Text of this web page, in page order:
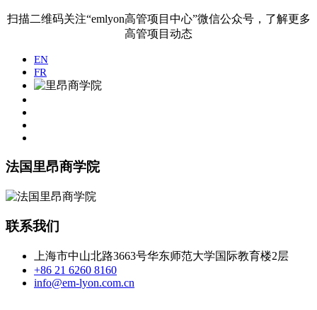
扫描二维码关注“emlyon高管项目中心”微信公众号，了解更多
高管项目动态
EN
FR
法国里昂商学院
联系我们
上海市中山北路3663号华东师范大学国际教育楼2层
+86 21 6260 8160
info@em-lyon.com.cn